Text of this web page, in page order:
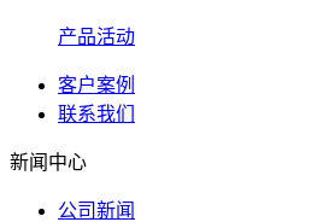
产品活动
客户案例
联系我们
新闻中心
公司新闻